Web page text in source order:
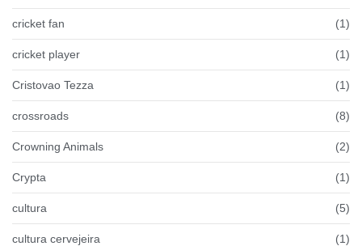
cricket fan (1)
cricket player (1)
Cristovao Tezza (1)
crossroads (8)
Crowning Animals (2)
Crypta (1)
cultura (5)
cultura cervejeira (1)